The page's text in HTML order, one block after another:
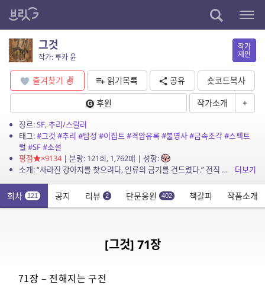
그것
작가: 루카 윤
작가
제안
즐겨찾기 읽기목록 공유
숏코드복사
후원
작가소개 +
장르:SF,추리/스릴러
태그:#그것 #추리 #탐정 #이집트#격암유록#불영사#금속조각#스펙트
럴 #SF#소설
평점
×9134| 분량: 121회, 1,762매 | 성향:
소개: “사라진 강아지를 찾으려다, 인류의 금기를 건드렸다.” 전직 형사 하진우는 실종된 웰시코기 ‘콩비’를 수색하던 중, 낙산공원에서 기이한 탄흔과 함께 정체불명의...
더보기
회차 121 공지 리뷰 2 단문응원 402 책갈피 작품소개
[그것] 71장
71장 – 전해지는 구전